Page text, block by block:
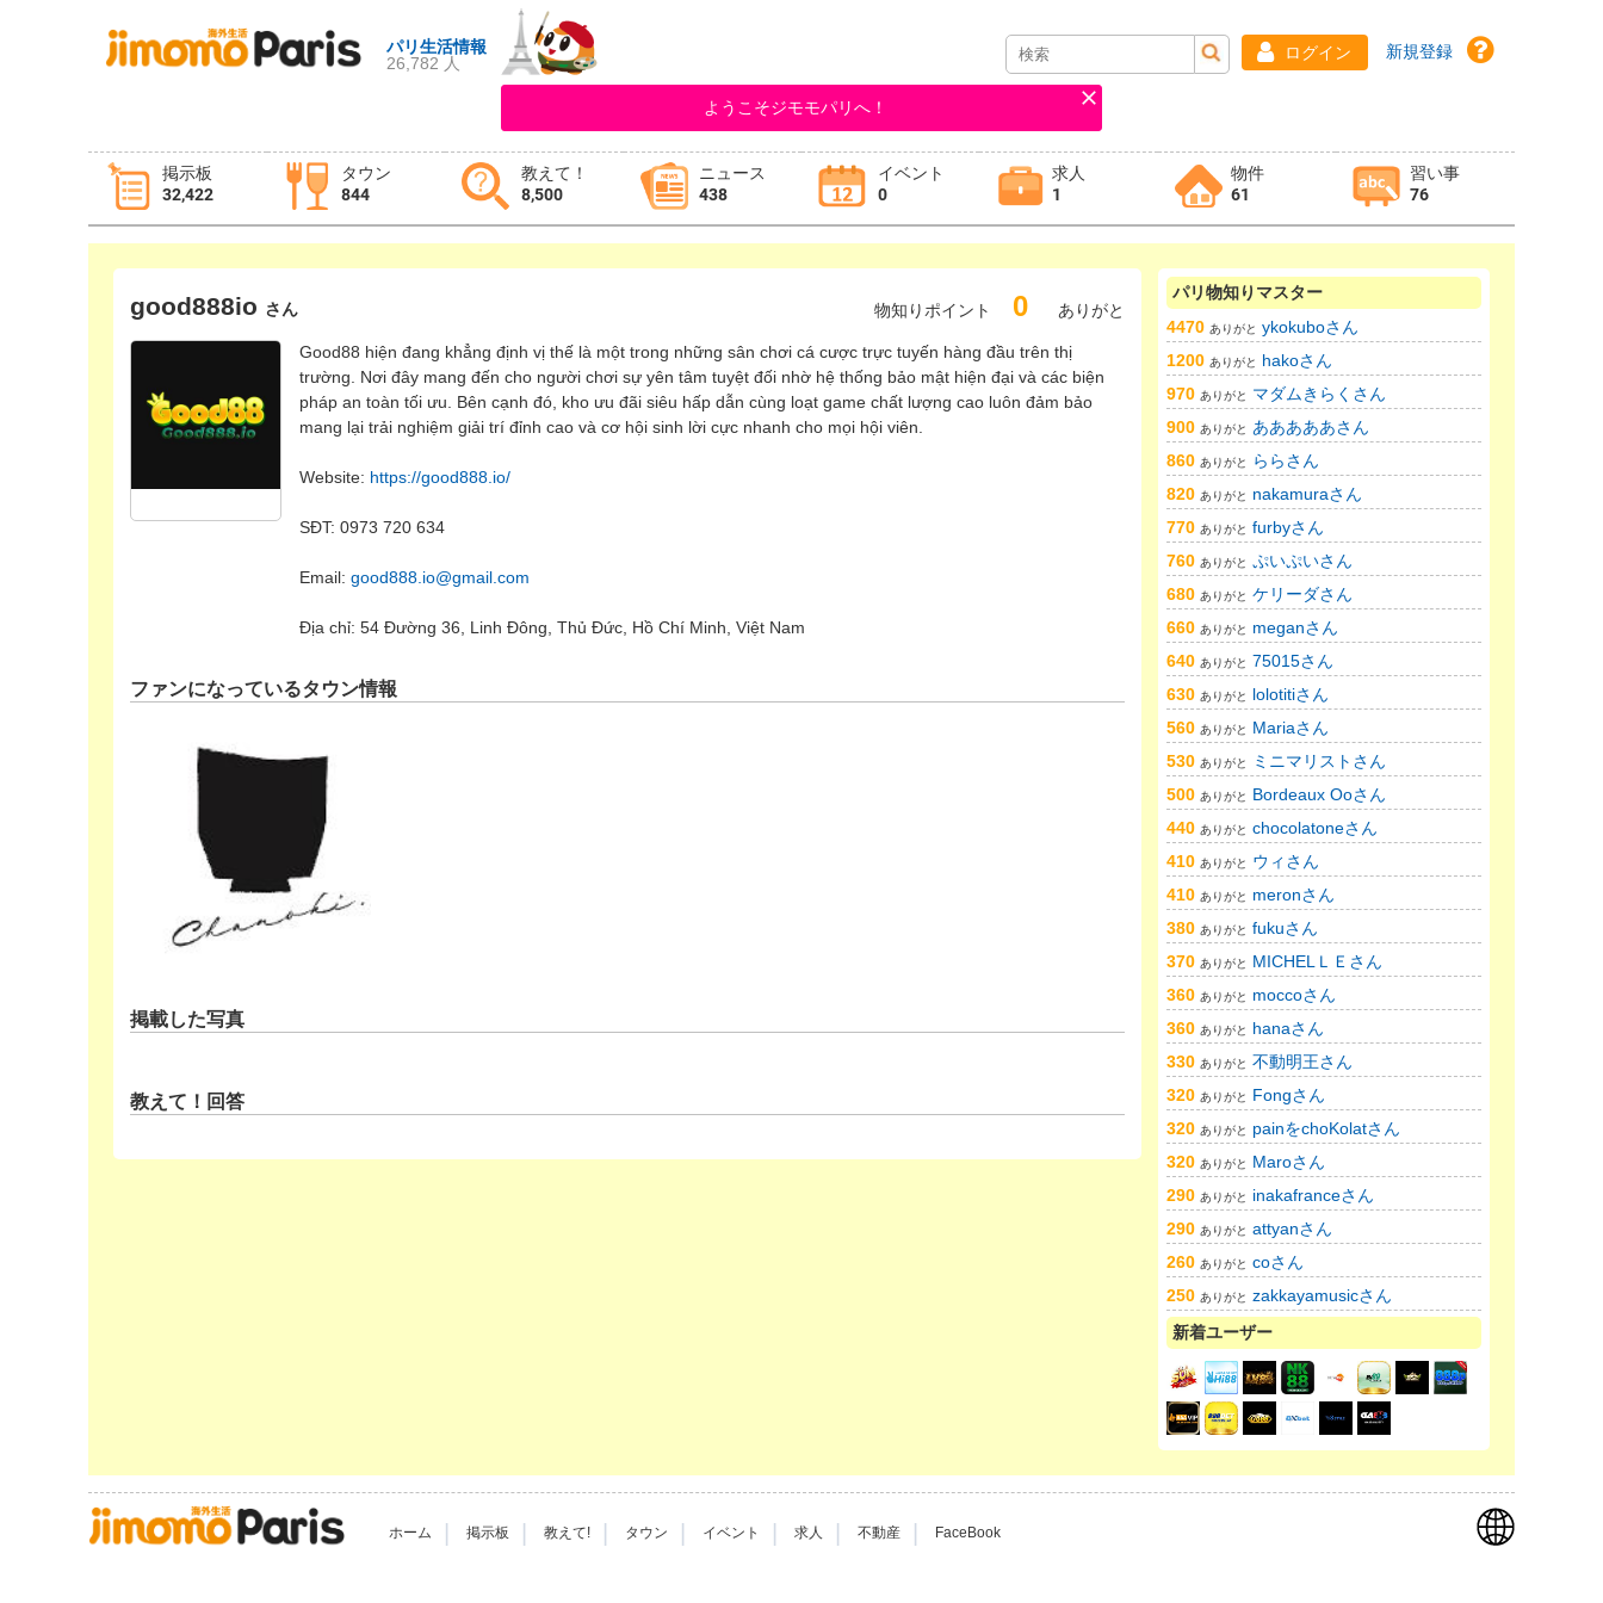
パリ生活情報
26,782 人
ログイン 新規登録
ようこそジモモパリへ！
掲示板
32,422
タウン
844
教えて！
8,500
ニュース
438
イベント
0
求人
1
物件
61
習い事
76
タウン情報
good888io さん 物知りポイント 0 ありがと
Good88 hiện đang khẳng định vị thế là một trong những sân chơi cá cược trực tuyến hàng đầu trên thị
trường. Nơi đây mang đến cho người chơi sự yên tâm tuyệt đối nhờ hệ thống bảo mật hiện đại và các biện
pháp an toàn tối ưu. Bên cạnh đó, kho ưu đãi siêu hấp dẫn cùng loạt game chất lượng cao luôn đảm bảo
mang lại trải nghiệm giải trí đỉnh cao và cơ hội sinh lời cực nhanh cho mọi hội viên.
Website: https://good888.io/
SĐT: 0973 720 634
Email: good888.io@gmail.com
Địa chỉ: 54 Đường 36, Linh Đông, Thủ Đức, Hồ Chí Minh, Việt Nam
ファンになっているタウン情報
掲載した写真
教えて！回答
パリ物知りマスター
4470 ありがと ykokuboさん
1200 ありがと
hakoさん
970 ありがと
マダムきらくさん
900 ありがと
あああああさん
860 ありがと
ららさん
820 ありがと
nakamuraさん
770 ありがと furbyさん
760 ありがと ぷいぷいさん
680 ありがと ケリーダさん
660 ありがと
meganさん
640 ありがと 75015さん
630 ありがと
lolotitiさん
560 ありがと
Mariaさん
530 ありがと
ミニマリストさん
500 ありがと
Bordeaux Ooさん
440 ありがと chocolatoneさん
410 ありがと
ウィさん
410 ありがと
meronさん
380 ありがと fukuさん
370 ありがと
MICHELＬＥさん
360 ありがと
moccoさん
360 ありがと
hanaさん
330 ありがと 不動明王さん
320 ありがと
Fongさん
320 ありがと
painをchoKolatさん
320 ありがと
Maroさん
290 ありがと
inakafranceさん
290 ありがと attyanさん
260 ありがと coさん
250 ありがと zakkayamusicさん
新着ユーザー
ホーム 掲示板 教えて! タウン イベント 求人 不動産 FaceBook